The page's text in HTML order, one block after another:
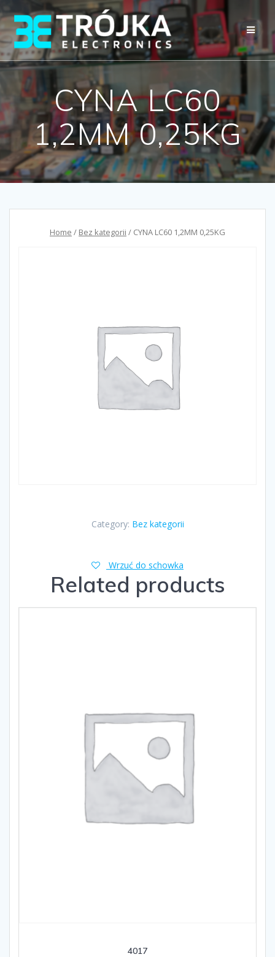
Przejdź
do
treści
CYNA LC60
1,2MM 0,25KG
Home / Bez kategorii / CYNA LC60 1,2MM 0,25KG
Category: Bez kategorii
Wrzuć do schowka
Related products
4017